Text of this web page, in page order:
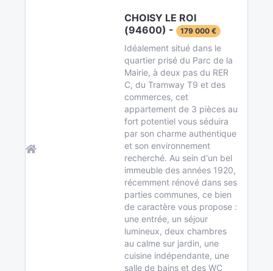
CHOISY LE ROI
(94600) -
179 000 €
Idéalement situé dans le
quartier prisé du Parc de la
Mairie, à deux pas du RER
C, du Tramway T9 et des
commerces, cet
appartement de 3 pièces au
fort potentiel vous séduira
par son charme authentique
et son environnement
recherché. Au sein d'un bel
immeuble des années 1920,
récemment rénové dans ses
parties communes, ce bien
de caractère vous propose :
une entrée, un séjour
lumineux, deux chambres
au calme sur jardin, une
cuisine indépendante, une
salle de bains et des WC